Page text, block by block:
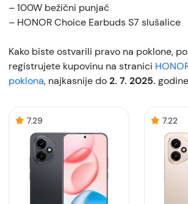
– 100W bežični punjač
– HONOR Choice Earbuds S7 slušalice
Kako biste ostvarili pravo na poklone,
registrujete kupovinu na stranici
poklona, najkasnije do2. 7. 2025.
7.29 7.22